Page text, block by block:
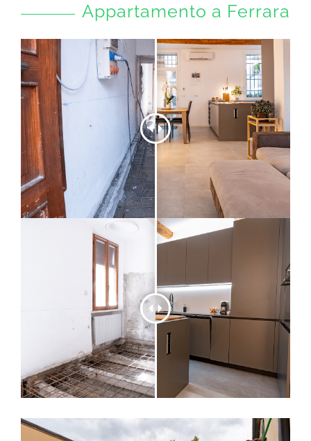
Appartamento a Ferrara